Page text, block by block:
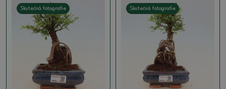
Skutečná fotografie Skutečná fotografie